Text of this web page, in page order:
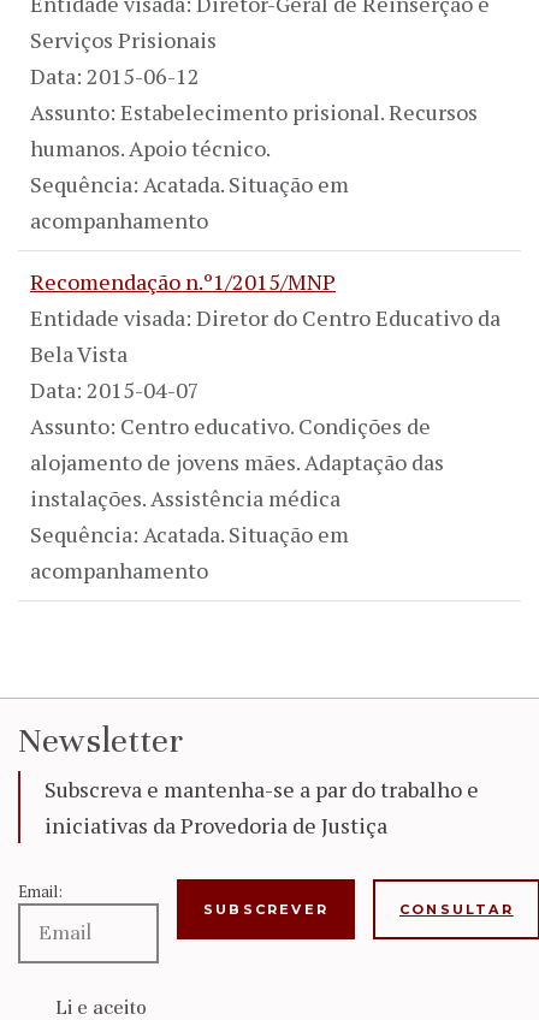
Serviços Prisionais
Data: 2015-06-12
Assunto: Estabelecimento prisional. Recursos
humanos. Apoio técnico.
Sequência: Acatada. Situação em
acompanhamento
Recomendação n.º1/2015/MNP
Entidade visada: Diretor do Centro Educativo da
Bela Vista
Data: 2015-04-07
Assunto: Centro educativo. Condições de
alojamento de jovens mães. Adaptação das
instalações. Assistência médica
Sequência: Acatada. Situação em
acompanhamento
Newsletter
Subscreva e mantenha-se a par do trabalho e
iniciativas da Provedoria de Justiça
Email:
Li e aceito
CONSULTAR